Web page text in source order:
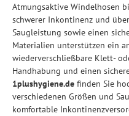
Atmungsaktive Windelhosen
schwerer Inkontinenz und
Saugleistung sowie einen
Materialien unterstützen ein
wiederverschließbare Klett-
Handhabung und einen
1plushygiene.de finden Sie
verschiedenen Größen und
komfortable